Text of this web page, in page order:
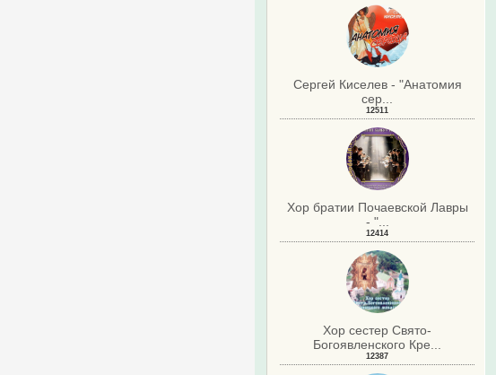
Сергей Киселев - "Анатомия
сер...
12511
Хор братии Почаевской Лавры
- "...
12414
Хор сестер Свято-
Богоявленского Кре...
12387